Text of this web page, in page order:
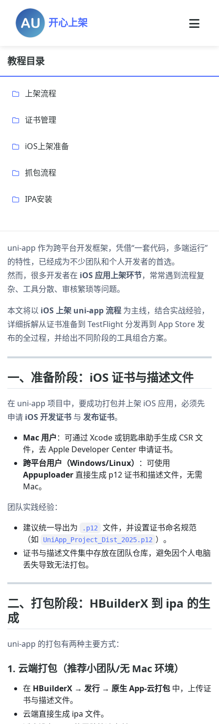
开心上架
教程目录
上架流程
证书管理
iOS上架准备
抓包流程
IPA安装
uni-app 作为跨平台开发框架，凭借“一套代码，多端运行”
的特性，已经成为不少团队和个人开发者的首选。
然而，很多开发者在 iOS 应用上架环节，常常遇到流程复
杂、工具分散、审核繁琐等问题。
本文将以 iOS 上架 uni-app 流程 为主线，结合实战经验，
详细拆解从证书准备到 TestFlight 分发再到 App Store 发
布的全过程，并给出不同阶段的工具组合方案。
一、准备阶段：iOS 证书与描述文件
在 uni-app 项目中，要成功打包并上架 iOS 应用，必须先
申请 iOS 开发证书 与 发布证书。
Mac 用户：可通过 Xcode 或钥匙串助手生成 CSR 文
件，去 Apple Developer Center 申请证书。
跨平台用户（Windows/Linux） ：可使用
Appuploader 直接生成 p12 证书和描述文件，无需
Mac。
团队实践经验：
建议统一导出为
.p12
文件，并设置证书命名规范
（如
UniApp_Project_Dist_2025.p12 ）。
证书与描述文件集中存放在团队仓库，避免因个人电脑
丢失导致无法打包。
二、打包阶段：HBuilderX 到 ipa 的生
成
uni-app 的打包有两种主要方式：
1. 云端打包（推荐小团队/无 Mac 环境）
在 HBuilderX → 发行 → 原生 App-云打包 中，上传证
书与描述文件。
云端直接生成 ipa 文件。